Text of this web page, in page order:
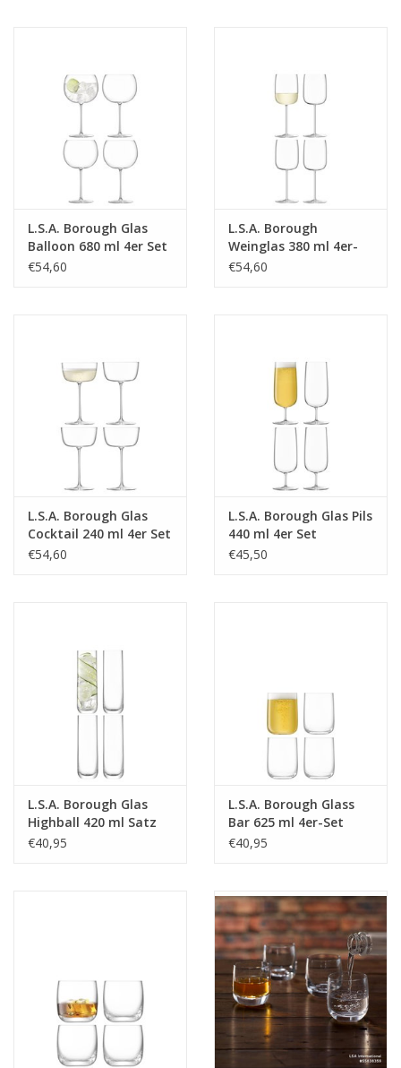
DiameterMM:
HöheMM: 104
L.S.A. Borough Glas
Balloon 680 ml 4er Set
€54,60
L.S.A. Borough
Weinglas 380 ml 4er-
Set
€54,60
L.S.A. Borough Glas
Cocktail 240 ml 4er Set
€54,60
L.S.A. Borough Glas Pils
440 ml 4er Set
€45,50
L.S.A. Borough Glas
Highball 420 ml Satz
von 4 Stücken
€40,95
L.S.A. Borough Glass
Bar 625 ml 4er-Set
€40,95